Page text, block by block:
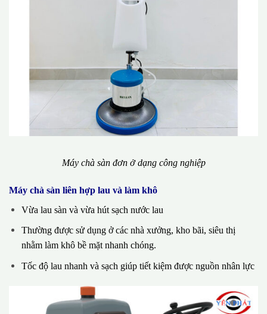
Máy chà sàn đơn ở dạng công nghiệp
Máy chà sàn liên hợp lau và làm khô
Vừa lau sàn và vừa hút sạch nước lau
Thường được sử dụng ở các nhà xưởng, kho bãi, siêu thị
nhằm làm khô bề mặt nhanh chóng.
Tốc độ lau nhanh và sạch giúp tiết kiệm được nguồn nhân lực